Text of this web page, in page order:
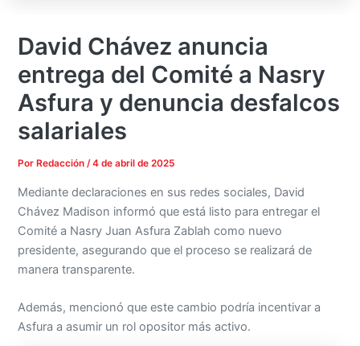
David Chávez anuncia
entrega del Comité a Nasry
Asfura y denuncia desfalcos
salariales
Por Redacción/4 de abril de 2025
Mediante declaraciones en sus redes sociales, David
Chávez Madison informó que está listo para entregar el
Comité a Nasry Juan Asfura Zablah como nuevo
presidente, asegurando que el proceso se realizará de
manera transparente.
Además, mencionó que este cambio podría incentivar a
Asfura a asumir un rol opositor más activo.